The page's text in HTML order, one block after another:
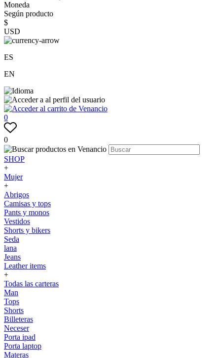
Moneda
Según producto
$
USD
ES
EN
0
0
SHOP
+
Mujer
+
Abrigos
Camisas y tops
Pants y monos
Vestidos
Shorts y bikers
Seda
lana
Jeans
Leather items
+
Todas las carteras
Man
Tops
Shorts
Billeteras
Neceser
Porta ipad
Porta laptop
Materas